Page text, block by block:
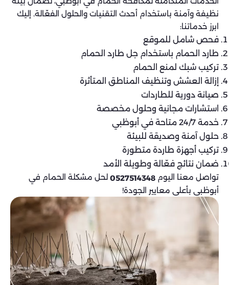
نظيفة وآمنة باستخدام أحدث التقنيات والحلول الفعّالة. إليك
ابرز خدماتنا:
فحص شامل للموقع
طارد الحمام باستخدام جل طارد الحمام
تركيب شبك لمنع الحمام
إزالة العشش وتنظيف المناطق المتأثرة
صيانة دورية للطاردات
استشارات مجانية وحلول مخصصة
خدمة 24/7 متاحة في أبوظبي
حلول آمنة وصديقة للبيئة
تركيب أجهزة طاردة متطورة
ضمان نتائج فعّالة وطويلة الأمد
تواصل معنا اليوم 0527514348 لحل مشكلة الحمام في
أبوظبي بأعلى معايير الجودة!